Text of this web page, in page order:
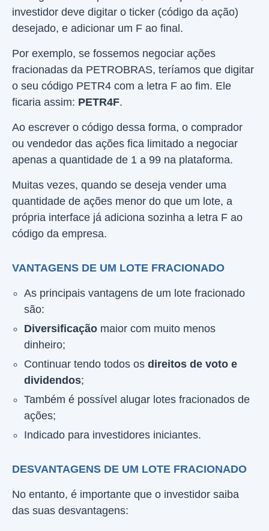
investidor deve digitar o ticker (código da ação)
desejado, e adicionar um F ao final.
Por exemplo, se fossemos negociar ações
fracionadas da PETROBRAS, teríamos que digitar
o seu código PETR4 com a letra F ao fim. Ele
ficaria assim: PETR4F.
Ao escrever o código dessa forma, o comprador
ou vendedor das ações fica limitado a negociar
apenas a quantidade de 1 a 99 na plataforma.
Muitas vezes, quando se deseja vender uma
quantidade de ações menor do que um lote, a
própria interface já adiciona sozinha a letra F ao
código da empresa.
VANTAGENS DE UM LOTE FRACIONADO
As principais vantagens de um lote fracionado
são:
Diversificação maior com muito menos
dinheiro;
Continuar tendo todos os direitos de voto e
dividendos;
Também é possível alugar lotes fracionados de
ações;
Indicado para investidores iniciantes.
DESVANTAGENS DE UM LOTE FRACIONADO
No entanto, é importante que o investidor saiba
das suas desvantagens: